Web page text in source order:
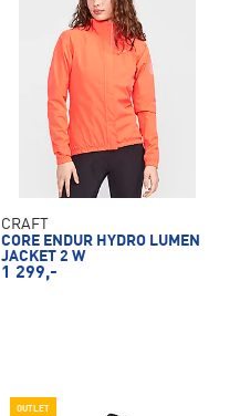
CRAFT
CORE ENDUR HYDRO LUMEN
JACKET 2 W
1 299,-
OUTLET